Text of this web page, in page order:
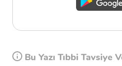
Bu Yazı Tıbbi Tavsiye